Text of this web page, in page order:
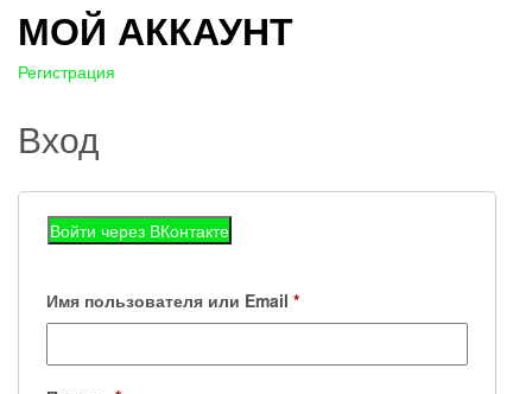
МОЙ АККАУНТ
Регистрация
Вход
Имя пользователя или Email *Обязательно